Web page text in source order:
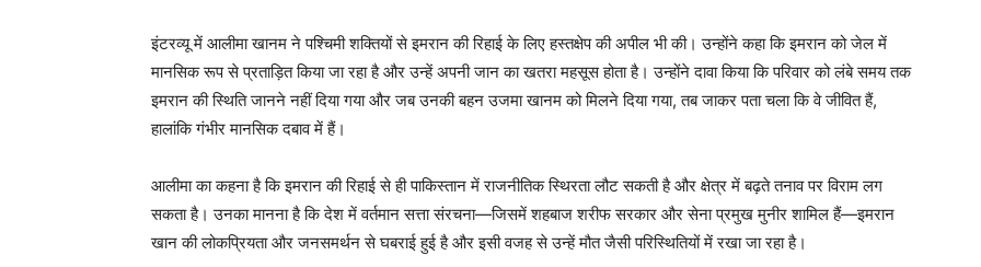
इंटरव्यू में आलीमा खानम ने पश्चिमी शक्तियों से इमरान की रिहाई के लिए हस्तक्षेप की अपील भी की। उन्होंने कहा कि इमरान को जेल में
मानसिक रूप से प्रताड़ित किया जा रहा है और उन्हें अपनी जान का खतरा महसूस होता है। उन्होंने दावा किया कि परिवार को लंबे समय तक
इमरान की स्थिति जानने नहीं दिया गया और जब उनकी बहन उजमा खानम को मिलने दिया गया, तब जाकर पता चला कि वे जीवित हैं,
हालांकि गंभीर मानसिक दबाव में हैं।
आलीमा का कहना है कि इमरान की रिहाई से ही पाकिस्तान में राजनीतिक स्थिरता लौट सकती है और क्षेत्र में बढ़ते तनाव पर विराम लग
सकता है। उनका मानना है कि देश में वर्तमान सत्ता संरचना—जिसमें शहबाज शरीफ सरकार और सेना प्रमुख मुनीर शामिल हैं—इमरान
खान की लोकप्रियता और जनसमर्थन से घबराई हुई है और इसी वजह से उन्हें मौत जैसी परिस्थितियों में रखा जा रहा है।